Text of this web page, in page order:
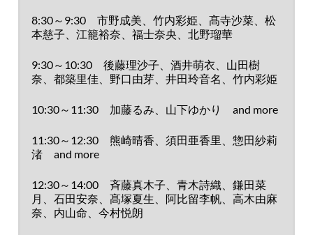
8:30～9:30 市野成美、竹内彩姫、髙寺沙菜、松
本慈子、江籠裕奈、福士奈央、北野瑠華
9:30～10:30 後藤理沙子、酒井萌衣、山田樹
奈、都築里佳、野口由芽、井田玲音名、竹内彩姫
10:30～11:30 加藤るみ、山下ゆかり and more
11:30～12:30 熊崎晴香、須田亜香里、惣田紗莉
渚 and more
12:30～14:00 斉藤真木子、青木詩織、鎌田菜
月、石田安奈、髙塚夏生、阿比留李帆、高木由麻
奈、内山命、今村悦朗